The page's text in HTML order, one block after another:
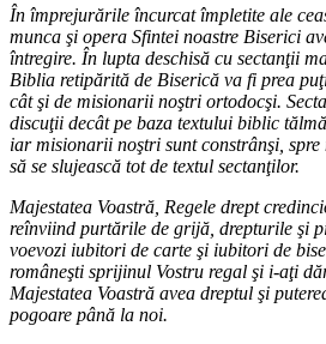
În împrejurările încurcat împletite ale
munca şi opera Sfintei noastre Biserici
întregire. În lupta deschisă cu sectanţii
Biblia retipărită de Biserică va fi prea
cât şi de misionarii noştri ortodocşi.
discuţii decât pe baza textului biblic
iar misionarii noştri sunt constrânşi, spre
să se slujească tot de textul sectanţilor.
Majestatea Voastră, Regele drept
reînviind purtările de grijă, drepturile şi
voevozi iubitori de carte şi iubitori de
româneşti sprijinul Vostru regal şi i-aţi
Majestatea Voastră avea dreptul şi
pogoare până la noi.